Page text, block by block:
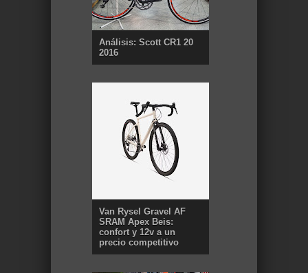
Análisis: Scott CR1 20
2016
Van Rysel Gravel AF
SRAM Apex Beis:
confort y 12v a un
precio competitivo